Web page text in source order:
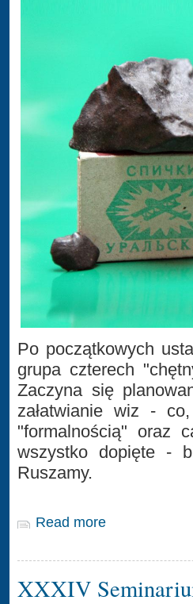
Po początkowych
grupa czterech
Zaczyna się
załatwianie wiz -
"formalnością" oraz
wszystko dopięte -
Ruszamy.
Read more
XXXIV